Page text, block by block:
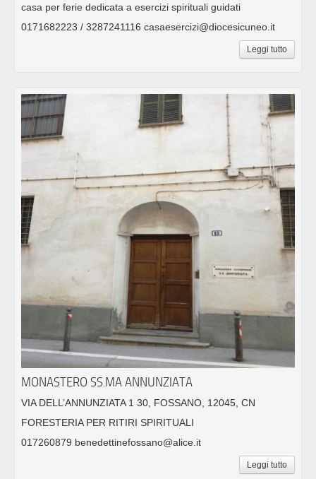
casa per ferie dedicata a esercizi spirituali guidati
0171682223 / 3287241116 casaesercizi@diocesicuneo.it
Leggi tutto
MONASTERO SS.MA ANNUNZIATA
VIA DELL’ANNUNZIATA 1 30, FOSSANO, 12045, CN
FORESTERIA PER RITIRI SPIRITUALI
017260879 benedettinefossano@alice.it
Leggi tutto